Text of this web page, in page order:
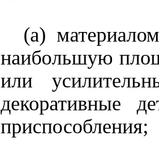
(а)
наибольшую
или
декоративные
приспособления;